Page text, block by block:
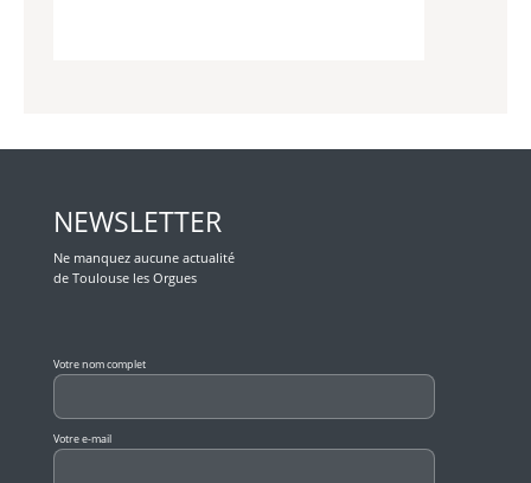
NEWSLETTER
Ne manquez aucune actualité
de Toulouse les Orgues
Votre nom complet
Votre e-mail